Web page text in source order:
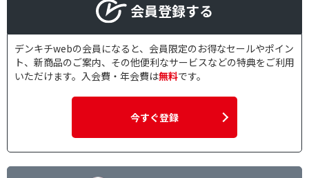
設置工事必要 設置工事不要
トースター枚数で絞り込む
１枚
容量で絞り込む
1.0L以上
0.9～0.99L
会員登録する
デンキチwebの会員になると、会員限定のお得なセールやポイン
ト、新商品のご案内、その他便利なサービスなどの特典をご利用
いただけます。入会費・年会費は無料です。
今すぐ登録